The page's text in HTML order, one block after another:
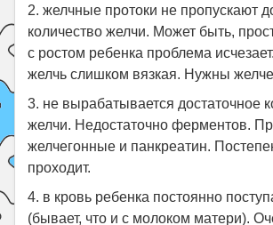
2. желчные протоки не пропускают
количество желчи. Может быть,
с ростом ребенка проблема
желчь слишком вязкая. Нужны
3. не вырабатывается достаточное
желчи. Недостаточно ферментов.
желчегонные и панкреатин.
проходит.
4. в кровь ребенка постоянно
(бывает, что и с молоком матери).